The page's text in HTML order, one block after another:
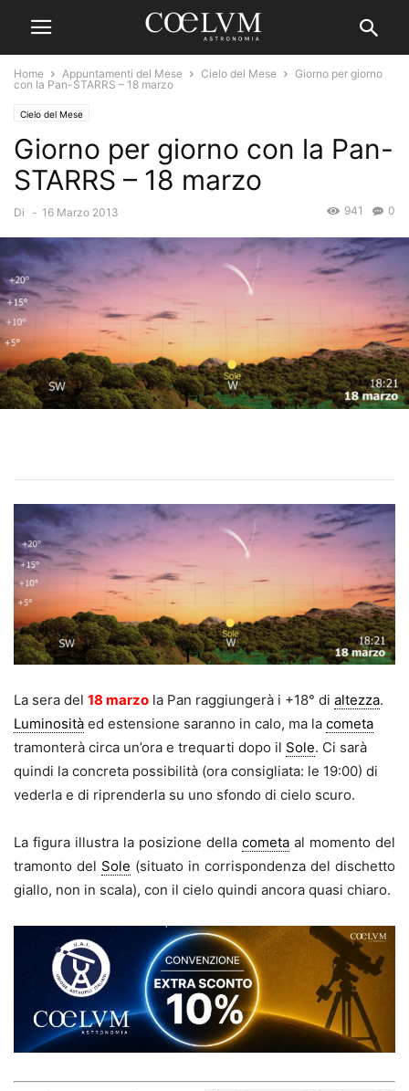
Home Appuntamenti del Mese Cielo del Mese
Giorno per giorno
con la Pan-STARRS – 18 marzo
Cielo del Mese
Giorno per giorno con la Pan-
STARRS – 18 marzo
Di - 16 Marzo 2013 0
941
La sera del 18 marzo la Pan raggiungerà i +18° di altezza.
Luminosità ed estensione saranno in calo, ma la cometa
tramonterà circa un’ora e trequarti dopo il Sole. Ci sarà
quindi la concreta possibilità (ora consigliata: le 19:00) di
vederla e di riprenderla su uno sfondo di cielo scuro.
La figura illustra la posizione della cometa al momento del
tramonto del Sole (situato in corrispondenza del dischetto
giallo, non in scala), con il cielo quindi ancora quasi chiaro.